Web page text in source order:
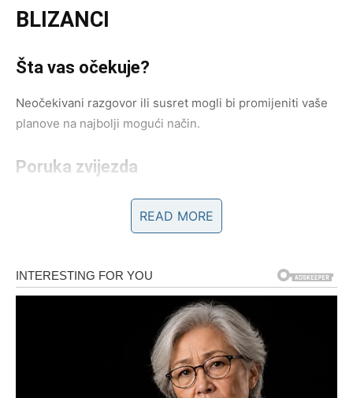
BLIZANCI
Šta vas očekuje?
Neočekivani razgovor ili susret mogli bi promijeniti vaše
planove na najbolji mogući način.
Poruka zvijezda
Budite otvoreni za nove prilike.
Šta vas očekuje?
Rakove očekuju emotivni trenuci koji vraćaju vjeru u
READ MORE